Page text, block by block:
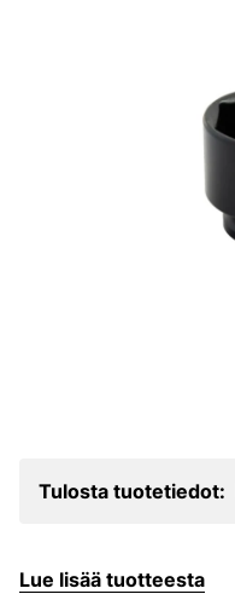
Tulosta tuotetiedot:
Lue lisää tuotteesta